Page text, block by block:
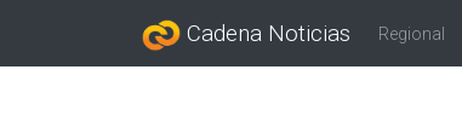
Cadena Noticias Regional